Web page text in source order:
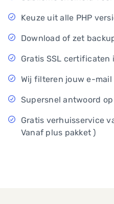
Keuze uit alle PHP
Download of zet
Gratis SSL certificaten
Wij filteren jouw e-mail
Supersnel antwoord
Gratis verhuisservice
Vanaf plus pakket )